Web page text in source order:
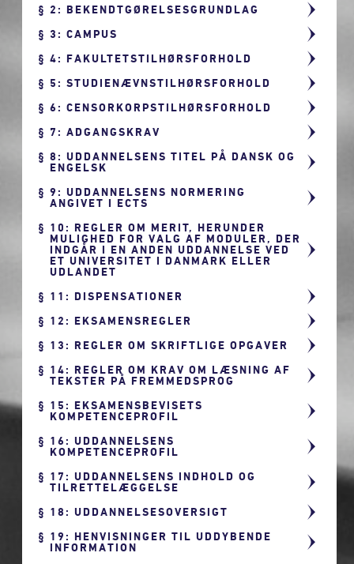
2: BEKENDTGØRELSESGRUNDLAG
3: CAMPUS
4: FAKULTETSTILHØRSFORHOLD
5: STUDIENÆVNSTILHØRSFORHOLD
6: CENSORKORPSTILHØRSFORHOLD
7: ADGANGSKRAV
8: UDDANNELSENS TITEL PÅ DANSK OG
ENGELSK
9: UDDANNELSENS NORMERING
ANGIVET I ECTS
10: REGLER OM MERIT, HERUNDER
MULIGHED FOR VALG AF MODULER, DER
INDGÅR I EN ANDEN UDDANNELSE VED
ET UNIVERSITET I DANMARK ELLER
UDLANDET
11: DISPENSATIONER
12: EKSAMENSREGLER
13: REGLER OM SKRIFTLIGE OPGAVER
14: REGLER OM KRAV OM LÆSNING AF
TEKSTER PÅ FREMMEDSPROG
15: EKSAMENSBEVISETS
KOMPETENCEPROFIL
16: UDDANNELSENS
KOMPETENCEPROFIL
17: UDDANNELSENS INDHOLD OG
TILRETTELÆGGELSE
18: UDDANNELSESOVERSIGT
19: HENVISNINGER TIL UDDYBENDE
INFORMATION